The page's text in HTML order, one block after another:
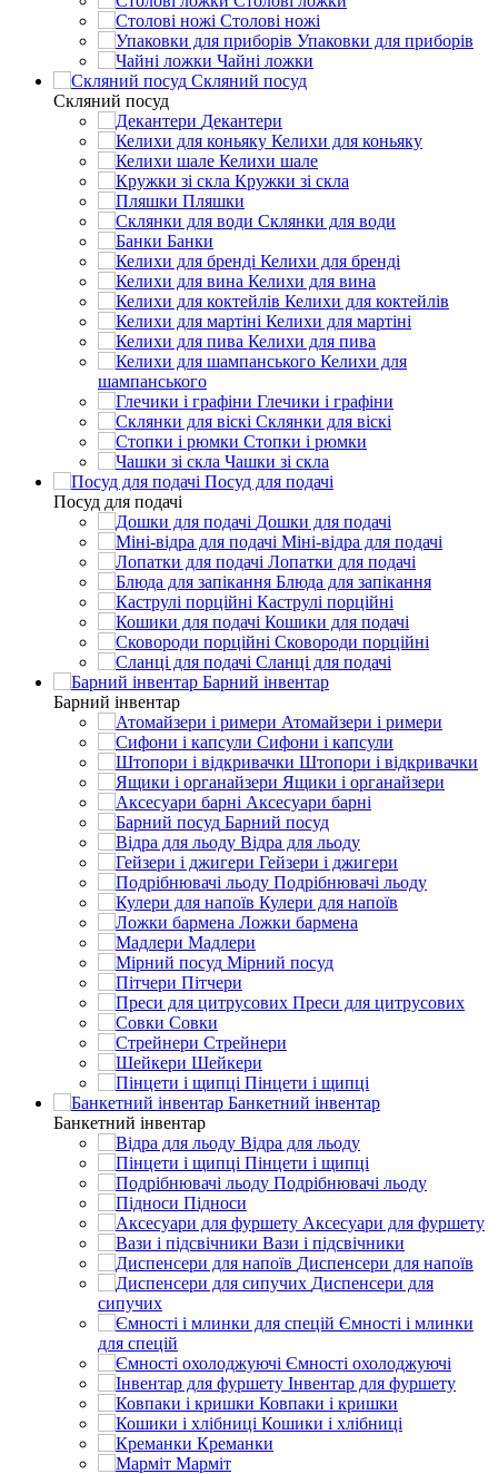
Столові ножі
Упаковки для приборів
Чайні ложки
Скляний посуд
Скляний посуд
Декантери
Келихи для коньяку
Келихи шале
Кружки зі скла
Пляшки
Склянки для води
Банки
Келихи для бренді
Келихи для вина
Келихи для коктейлів
Келихи для мартіні
Келихи для пива
Келихи для
шампанського
Глечики і графіни
Склянки для віскі
Стопки і рюмки
Чашки зі скла
Посуд для подачі
Посуд для подачі
Дошки для подачі
Міні-відра для подачі
Лопатки для подачі
Блюда для запікання
Каструлі порційні
Кошики для подачі
Сковороди порційні
Сланці для подачі
Барний інвентар
Барний інвентар
Атомайзери і римери
Сифони і капсули
Штопори і відкривачки
Ящики і органайзери
Аксесуари барні
Барний посуд
Відра для льоду
Гейзери і джигери
Подрібнювачі льоду
Кулери для напоїв
Ложки бармена
Мадлери
Мірний посуд
Пітчери
Преси для цитрусових
Совки
Стрейнери
Шейкери
Пінцети і щипці
Банкетний інвентар
Банкетний інвентар
Відра для льоду
Пінцети і щипці
Подрібнювачі льоду
Підноси
Аксесуари для фуршету
Вази і підсвічники
Диспенсери для напоїв
Диспенсери для
сипучих
Ємності і млинки
для спецій
Ємності охолоджуючі
Інвентар для фуршету
Ковпаки і кришки
Кошики і хлібниці
Креманки
Марміт